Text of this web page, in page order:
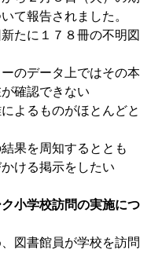
て報告されました。
たに１７８冊の不明図
のデータ上ではその本
確認できない
よるものがほとんどと
果を周知するととも
ける掲示をしたい
小学校訪問の実施につ
図書館員が学校を訪問